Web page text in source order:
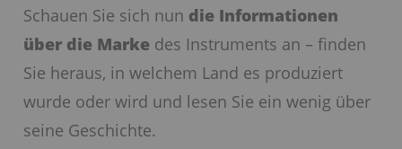
Schauen Sie sich nun die Informationen
über die Marke des Instruments an – finden
Sie heraus, in welchem Land es produziert
wurde oder wird und lesen Sie ein wenig über
seine Geschichte.